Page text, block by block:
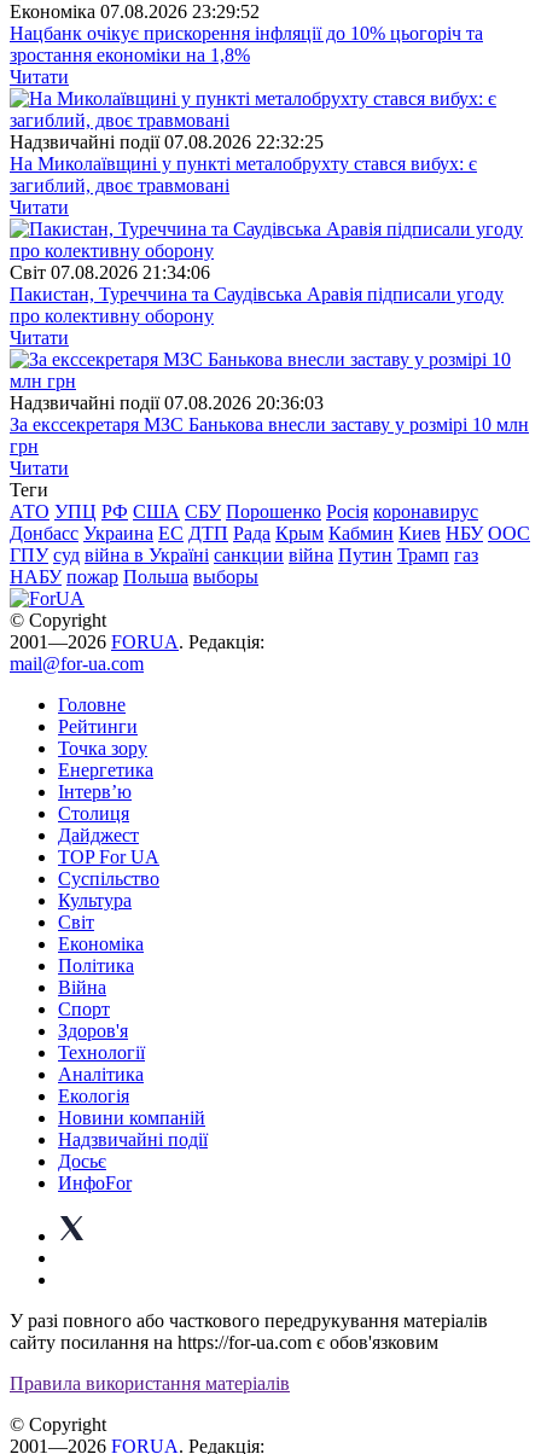
Економіка 07.08.2026 23:29:52
Нацбанк очікує прискорення інфляції до 10% цьогоріч та
зростання економіки на 1,8%
Читати
Надзвичайні події 07.08.2026 22:32:25
На Миколаївщині у пункті металобрухту стався вибух: є
загиблий, двоє травмовані
Читати
Свiт 07.08.2026 21:34:06
Пакистан, Туреччина та Саудівська Аравія підписали угоду
про колективну оборону
Читати
Надзвичайні події 07.08.2026 20:36:03
За екссекретаря МЗС Банькова внесли заставу у розмірі 10 млн
грн
Читати
Теги
АТО УПЦ РФ США СБУ Порошенко Росія коронавирус
Донбасс Украина ЕС ДТП Рада Крым Кабмин Киев НБУ ООС
ГПУ суд війна в Україні санкции війна Путин Трамп газ
НАБУ пожар Польша выборы
© Copyright
2001—2026 FORUA. Редакція:
mail@for-ua.com
Головне
Рейтинги
Точка зору
Енергетика
Інтерв’ю
Столиця
Дайджест
TOP For UA
Суспiльство
Культура
Світ
Економіка
Політика
Війна
Спорт
Здоров'я
Технології
Аналітика
Екологія
Новини компаній
Надзвичайні події
Досьє
ИнфоFor
У разі повного або часткового передрукування матеріалів
сайту посилання на https://for-ua.com є обов'язковим
Правила використання матеріалів
© Copyright
2001—2026 FORUA. Редакція: